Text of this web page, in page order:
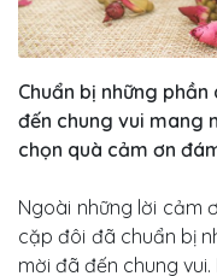
Chuẩn bị những
đến chung vui mang
chọn quà cảm ơn
Ngoài những lời cảm
cặp đôi đã chuẩn bị
mời đã đến chung